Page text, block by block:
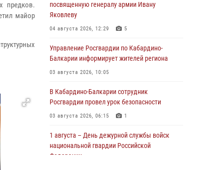
предков.
майор
посвященную генералу армии Ивану
Яковлеву
04 августа 2026, 12:29 5
Управление Росгвардии по Кабардино-
Балкарии информирует жителей региона
03 августа 2026, 10:05
В Кабардино‑Балкарии сотрудник
Росгвардии провел урок безопасности
03 августа 2026, 06:15 1
1 августа – День дежурной службы войск
национальной гвардии Российской
Федерации